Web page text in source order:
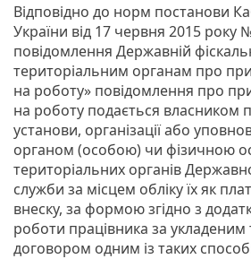
Відповідно до норм постанови
України від 17 червня 2015
повідомлення Державній
територіальним органам про
на роботу» повідомлення про
на роботу подається власником
установи, організації або
органом (особою) чи фізичною
територіальних органів
служби за місцем обліку їх як
внеску, за формою згідно з
роботи працівника за
договором одним із таких